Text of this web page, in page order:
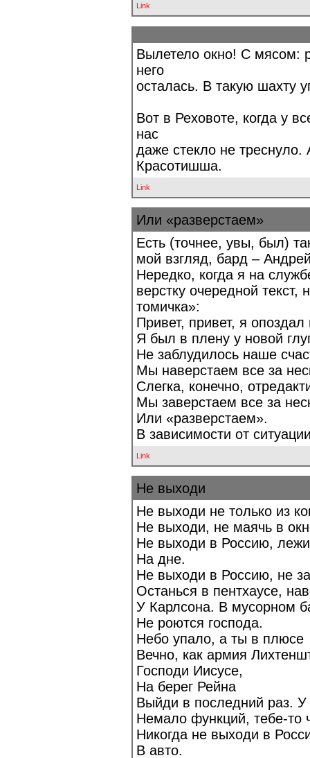
Link
Вылетело окно! С мясом:
него
осталaсь. В такую шахту
Вот в Реховоте, когда у
нас
даже стекло не треснуло.
Красотишша.
Link
Или «разверстаем»
Есть (точнее, увы, был)
мой взгляд, бард –
Нередко, когда я на
верстку очередной
томичка»:
Привет, привет, я
Я был в плену у новой
Не заблудилось наше
Мы наверстаем все за
Слегка, конечно,
Мы заверстаем все за
Или «разверстаем».
В зависимости от
Link
Не выходи
Не выходи не только из
Не выходи, не маячь в
Не выходи в Россию,
На дне.
Не выходи в Россию, не
Останься в пентхаусе,
У Карлсона. В мусорном
Не роются господа.
Небо упало, а ты в плюсе
Вечно, как армия
Господи Иисусе,
На берег Рейна
Выйди в последний раз. У
Немало функций, тебе-то
Никогда не выходи в
В авто.